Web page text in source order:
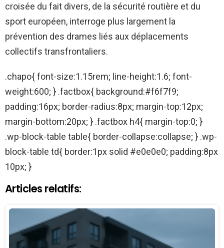
croisée du fait divers, de la sécurité routière et du
sport européen, interroge plus largement la
prévention des drames liés aux déplacements
collectifs transfrontaliers.
.chapo{ font-size:1.15rem; line-height:1.6; font-
weight:600; } .factbox{ background:#f6f7f9;
padding:16px; border-radius:8px; margin-top:12px;
margin-bottom:20px; } .factbox h4{ margin-top:0; }
.wp-block-table table{ border-collapse:collapse; } .wp-
block-table td{ border:1px solid #e0e0e0; padding:8px
10px; }
Articles relatifs: